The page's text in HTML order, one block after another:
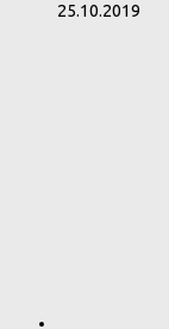
25.10.2019